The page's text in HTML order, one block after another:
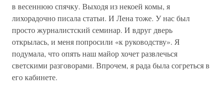
в весеннюю спячку. Выходя из некоей комы, я
лихорадочно писала статьи. И Лена тоже. У нас был
просто журналистский семинар. И вдруг дверь
открылась, и меня попросили «к руководству». Я
подумала, что опять наш майор хочет развлечься
светскими разговорами. Впрочем, я рада была согреться в
его кабинете.